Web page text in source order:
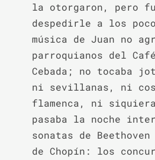
la otorgaron, pero
despedirle a los
música de Juan no
parroquianos del
Cebada; no tocaba
ni sevillanas, ni
flamenca, ni
pasaba la noche
sonatas de
de Chopín: los